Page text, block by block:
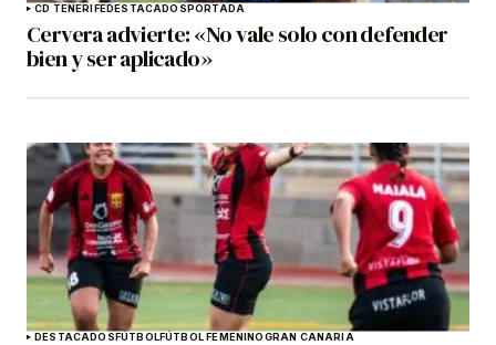
CD TENERIFEDESTACADOSPORTADA
Cervera advierte: «No vale solo con defender
bien y ser aplicado»
DESTACADOSFÚTBOLFÚTBOL FEMENINOGRAN CANARIA